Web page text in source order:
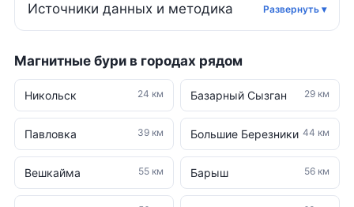
Источники данных и методика
Магнитные бури в городах рядом
Никольск 24 км Базарный Сызган 29 км
Павловка 39 км Большие Березники 44 км
Вешкайма 55 км Барыш 56 км